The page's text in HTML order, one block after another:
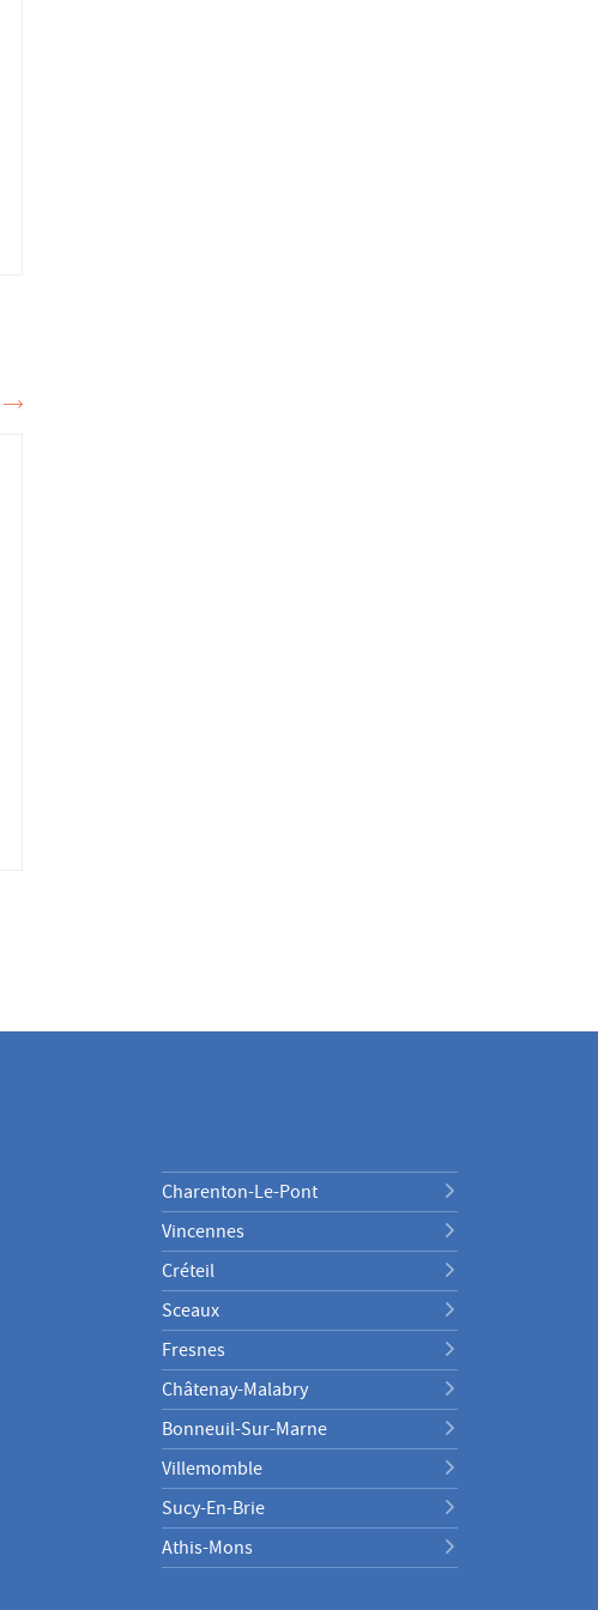
Charenton-Le-Pont
Vincennes
Créteil
Sceaux
Fresnes
Châtenay-Malabry
Bonneuil-Sur-Marne
Villemomble
Sucy-En-Brie
Athis-Mons